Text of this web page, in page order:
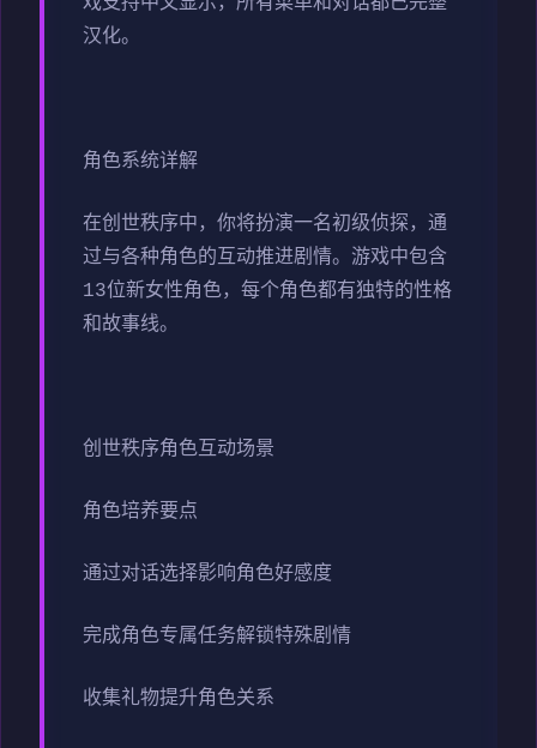
汉化。
角色系统详解
在创世秩序中，你将扮演一名初级侦探，通
过与各种角色的互动推进剧情。游戏中包含
13位新女性角色，每个角色都有独特的性格
和故事线。
创世秩序角色互动场景
角色培养要点
通过对话选择影响角色好感度
完成角色专属任务解锁特殊剧情
收集礼物提升角色关系